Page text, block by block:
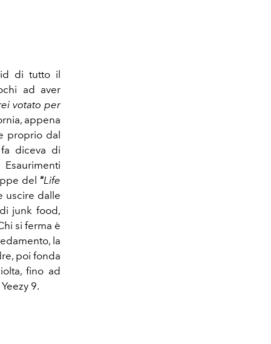
di tutto il
ad aver
votato per
appena
proprio dal
diceva di
del "Life
uscire dalle
junk food,
si ferma è
la
poi fonda
fino ad
9.